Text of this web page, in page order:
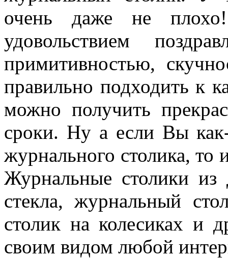
очень даже не
удовольствием
примитивностью,
правильно подходить к
можно получить
сроки. Ну а если Вы
журнального столика,
Журнальные столики из
стекла, журнальный
столик на колесиках и
своим видом любой